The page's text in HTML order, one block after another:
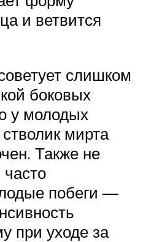
и ветвится
слишком
боковых
у молодых
мирта
Также не
побеги —
при уходе за